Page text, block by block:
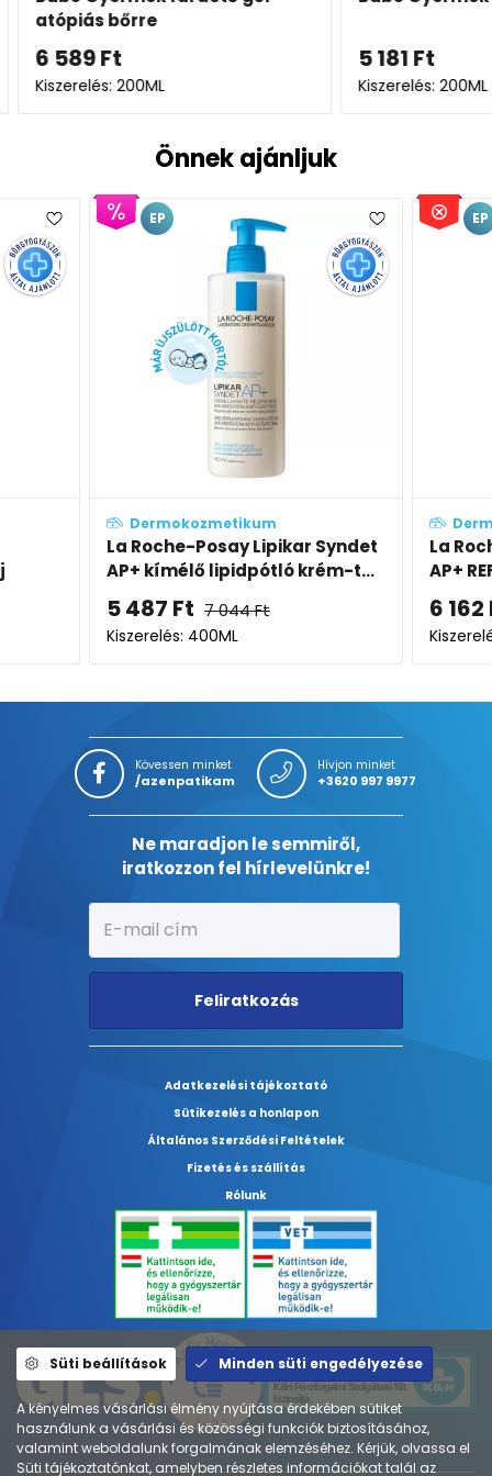
5 181
Kiszerelés: 200ML
8 592
Önnek ajánljuk
t...
Dermokozmetikum
La Roche-Posay Lipikar Syndet
AP+ REFILL
6 162Ft
Kiszerelés: 400ML
EP
La
4
Kövessen minket
/azenpatikam
Hívjon minket
+3620 997 9977
Ne maradjon le semmiről,
iratkozzon fel hírlevelünkre!
Feliratkozás
Adatkezelési tájékoztató
Sütikezelés a honlapon
Általános Szerződési Feltételek
Fizetés és szállítás
Rólunk
Süti beállítások Minden süti engedélyezése
A kényelmes vásárlási élmény nyújtása érdekében sütiket
használunk a vásárlási és közösségi funkciók biztosításához,
valamint weboldalunk forgalmának elemzéséhez. Kérjük, olvassa el
Süti tájékoztatónkat, amelyben részletes információkat talál az